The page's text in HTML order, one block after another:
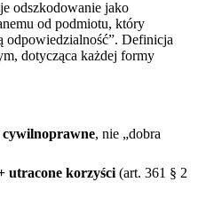
odszkodowanie jako
od podmiotu, który
odpowiedzialność”. Definicja
dotycząca każdej formy
cywilnoprawne, nie „dobra
utracone korzyści (art. 361 § 2